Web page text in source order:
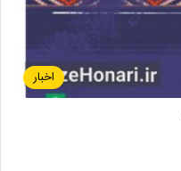
اخبار